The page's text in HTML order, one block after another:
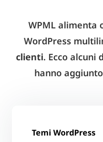
WPML alimenta
WordPress
clienti. Ecco alcuni
hanno
Temi WordPress